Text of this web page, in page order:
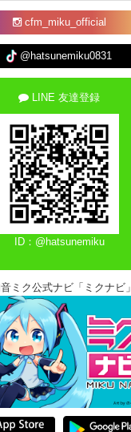
cfm_miku_official
@hatsunemiku0831
LINE 友達登録
ID：@hatsunemiku
ミク公式ナビ「ミクナビ」